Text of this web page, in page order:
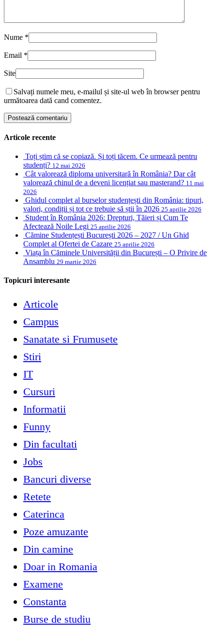
Nume *
Email *
Site
Salvați numele meu, e-mailul și site-ul web în browser pentru
următoarea dată cand comentez.
Articole recente
Toți știm că se copiază. Și toți tăcem. Ce urmează pentru
studenți? 12 mai 2026
Cât valorează diploma universitară în România? Dar cât
valorează chinul de a deveni licențiat sau masterand? 11 mai
2026
Ghidul complet al burselor studențești din România: tipuri,
valori, condiții și tot ce trebuie să știi în 2026 25 aprilie 2026
Student în România 2026: Drepturi, Tăieri și Cum Te
Afectează Noile Legi 25 aprilie 2026
Cămine Studențești București 2026 – 2027 / Un Ghid
Complet al Ofertei de Cazare 25 aprilie 2026
Viața în Căminele Universității din București – O Privire de
Ansamblu 29 martie 2026
Topicuri interesante
Articole
Campus
Sanatate si Frumusete
Stiri
IT
Cursuri
Informatii
Funny
Din facultati
Jobs
Bancuri diverse
Retete
Caterinca
Poze amuzante
Din camine
Doar in Romania
Examene
Constanta
Burse de studiu